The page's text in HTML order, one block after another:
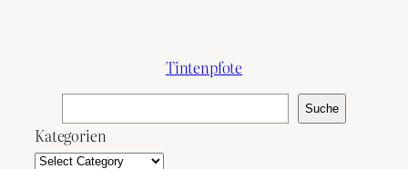
Tintenpfote
u
c
Suche
Kategorien